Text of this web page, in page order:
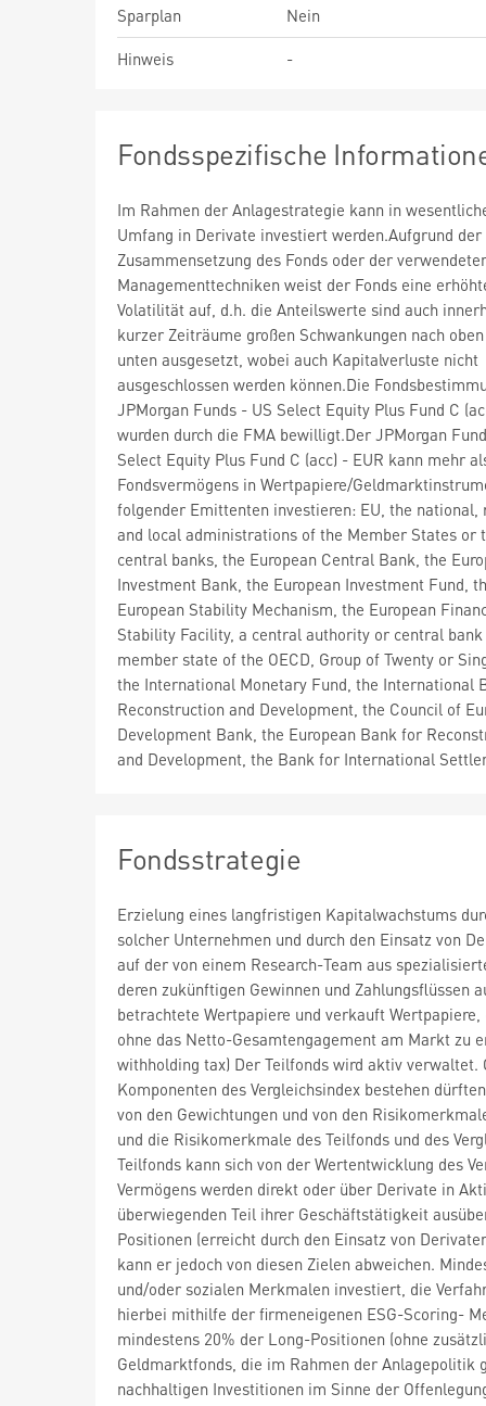
Sparplan
Nein
Hinweis
-
Fondsspezifische
Im Rahmen der Anlagestrategie kann in
Umfang in Derivate investiert werden.Aufgrund der
Zusammensetzung des Fonds oder der
Managementtechniken weist der Fonds eine
Volatilität auf, d.h. die Anteilswerte sind auch
kurzer Zeiträume großen Schwankungen nach
unten ausgesetzt, wobei auch Kapitalverluste nicht
ausgeschlossen werden können.Die
JPMorgan Funds - US Select Equity Plus Fund C
wurden durch die FMA bewilligt.Der JPMorgan
Select Equity Plus Fund C (acc) - EUR kann mehr
Fondsvermögens in Wertpapiere/
folgender Emittenten investieren: EU, the national,
and local administrations of the Member States or
central banks, the European Central Bank, the
Investment Bank, the European Investment Fund,
European Stability Mechanism, the European
Stability Facility, a central authority or central
member state of the OECD, Group of Twenty or
the International Monetary Fund, the International
Reconstruction and Development, the Council of
Development Bank, the European Bank for
and Development, the Bank for International
Fondsstrategie
Erzielung eines langfristigen Kapitalwachstums
solcher Unternehmen und durch den Einsatz von
auf der von einem Research-Team aus
deren zukünftigen Gewinnen und
betrachtete Wertpapiere und verkauft
ohne das Netto-Gesamtengagement am Markt zu
withholding tax) Der Teilfonds wird aktiv verwaltet.
Komponenten des Vergleichsindex bestehen
von den Gewichtungen und von den
und die Risikomerkmale des Teilfonds und des
Teilfonds kann sich von der Wertentwicklung des
Vermögens werden direkt oder über Derivate in
überwiegenden Teil ihrer Geschäftstätigkeit
Positionen (erreicht durch den Einsatz von
kann er jedoch von diesen Zielen abweichen.
und/oder sozialen Merkmalen investiert, die
hierbei mithilfe der firmeneigenen ESG-Scoring-
mindestens 20% der Long-Positionen (ohne
Geldmarktfonds, die im Rahmen der Anlagepolitik
nachhaltigen Investitionen im Sinne der